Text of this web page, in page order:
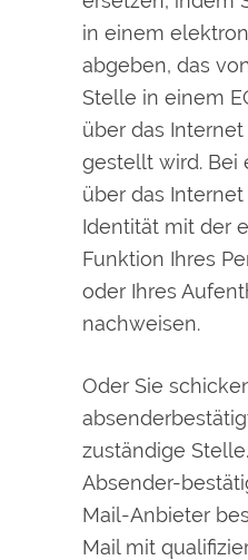
in einem
abgeben, das
Stelle in einem
über das
gestellt wird. Bei
über das
Identität mit der
Funktion Ihres
oder Ihres
nachweisen.
Oder Sie
zuständige Stelle.
Absender-
Mail-Anbieter
Mail mit